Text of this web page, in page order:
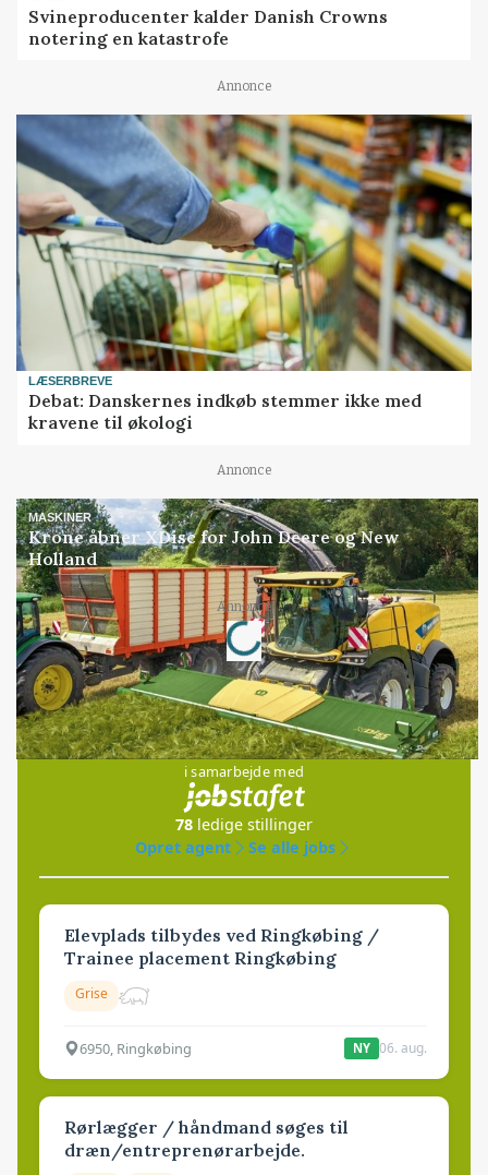
Svineproducenter kalder Danish Crowns
notering en katastrofe
Annonce
LÆSERBREVE
Debat: Danskernes indkøb stemmer ikke med
kravene til økologi
Annonce
MASKINER
Krone åbner XDisc for John Deere og New
Holland
Annonce
Loading...
Jobs
i samarbejde med
78 ledige stillinger
Opret agent
Se alle jobs
Elevplads tilbydes ved Ringkøbing /
Trainee placement Ringkøbing
Grise
6950, Ringkøbing NY 06. aug.
Rørlægger / håndmand søges til
dræn/entreprenørarbejde.